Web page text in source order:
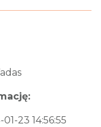
01-23 14:56:55